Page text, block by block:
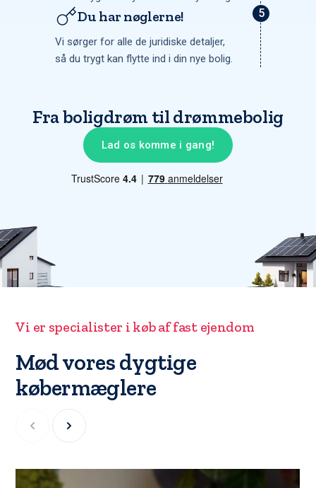
Du har nøglerne!
Vi sørger for alle de juridiske detaljer,
så du trygt kan flytte ind i din nye bolig.
Fra boligdrøm til drømmebolig
Lad os komme i gang!
Vi er specialister i køb af fast ejendom
Mød vores dygtige
købermæglere